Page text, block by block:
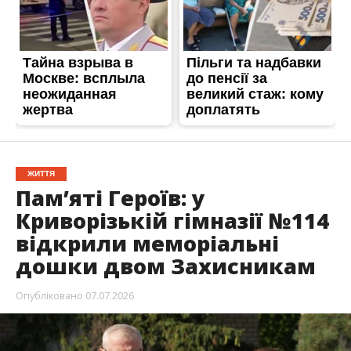
ЖИТТЯ
Пам’яті Героїв: у
Криворізькій гімназії №114
відкрили меморіальні
дошки двом Захисникам
Опубліковано 07.07.2026